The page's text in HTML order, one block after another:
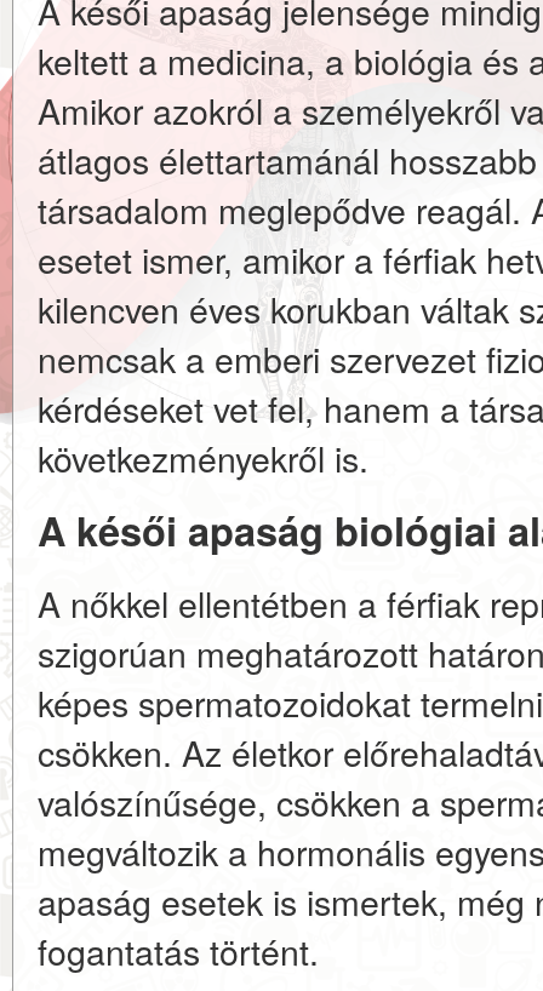
A késői apaság jelensége
keltett a medicina, a biológia és
Amikor azokról a személyekről
átlagos élettartamánál
társadalom meglepődve reagál.
esetet ismer, amikor a férfiak
kilencven éves korukban váltak
nemcsak a emberi szervezet
kérdéseket vet fel, hanem a
következményekről is.
A késői apaság biológiai
A nőkkel ellentétben a férfiak
szigorúan meghatározott
képes spermatozoidokat
csökken. Az életkor
valószínűsége, csökken a
megváltozik a hormonális
apaság esetek is ismertek, még
fogantatás történt.